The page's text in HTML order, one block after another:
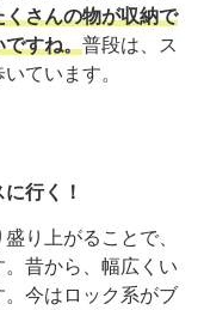
くさんの物が収納で
ですね。普段は、ス
ています。
行く！
り上がることで、
昔から、幅広くい
今はロック系がブ